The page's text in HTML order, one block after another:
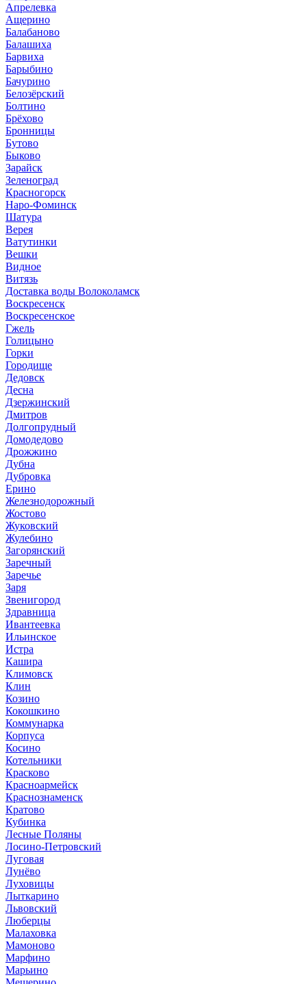
Апрелевка
Ащерино
Балабаново
Балашиха
Барвиха
Барыбино
Бачурино
Белозёрский
Болтино
Брёхово
Бронницы
Бутово
Быково
Зарайск
Зеленоград
Красногорск
Наро-Фоминск
Шатура
Верея
Ватутинки
Вешки
Видное
Витязь
Доставка воды Волоколамск
Воскресенск
Воскресенское
Гжель
Голицыно
Горки
Городище
Дедовск
Десна
Дзержинский
Дмитров
Долгопрудный
Домодедово
Дрожжино
Дубна
Дубровка
Ерино
Железнодорожный
Жостово
Жуковский
Жулебино
Загорянский
Заречный
Заречье
Заря
Звенигород
Здравница
Ивантеевка
Ильинское
Истра
Кашира
Климовск
Клин
Козино
Кокошкино
Коммунарка
Корпуса
Косино
Котельники
Красково
Красноармейск
Краснознаменск
Кратово
Кубинка
Лесные Поляны
Лосино-Петровский
Луговая
Лунёво
Луховицы
Лыткарино
Львовский
Люберцы
Малаховка
Мамоново
Марфино
Марьино